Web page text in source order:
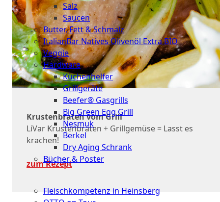
Salz
Saucen
Butter, Fett & Schmalz
ItalianBar Natives Olivenöl Extra BIO
Veggie
Hardware
Küchenhelfer
Grillgeräte
Beefer® Gasgrills
Big Green Egg Grill
Nesmuk
Berkel
Dry Aging Schrank
Bücher & Poster
Fleischkompetenz in Heinsberg
Krustenbraten vom Grill
LiVar Krustenbraten + Grillgemüse = Lasst es
krachen!
zum Rezept